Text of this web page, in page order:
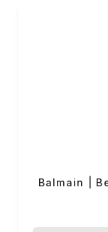
Balmain |